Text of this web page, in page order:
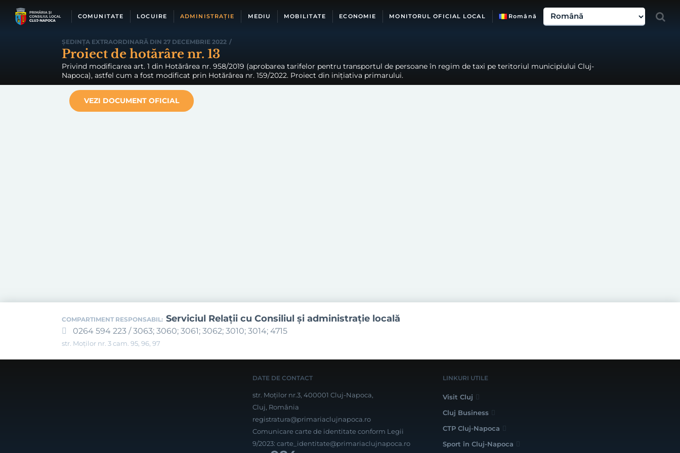
COMUNITATE LOCUIRE ADMINISTRAȚIE MEDIU MOBILITATE ECONOMIE MONITORUL OFICIAL LOCAL Română
ȘEDINȚA EXTRAORDINARĂ DIN 27 DECEMBRIE 2022 /
Proiect de hotărâre nr. 13
Privind modificarea art. 1 din Hotărârea nr. 958/2019 (aprobarea tarifelor pentru transportul de persoane în regim de taxi pe teritoriul municipiului Cluj-
Napoca), astfel cum a fost modificat prin Hotărârea nr. 159/2022. Proiect din inițiativa primarului.
VEZI DOCUMENT OFICIAL
COMPARTIMENT RESPONSABIL: Serviciul Relaţii cu Consiliul şi administraţie locală
0264 594 223 / 3063; 3060; 3061; 3062; 3010; 3014; 4715
str. Moților nr. 3 cam. 95, 96, 97
DATE DE CONTACT
str. Moților nr.3, 400001 Cluj-Napoca,
Cluj, România
registratura@primariaclujnapoca.ro
Comunicare carte de identitate conform Legii
9/2023: carte_identitate@primariaclujnapoca.ro
LINKURI UTILE
Visit Cluj
Cluj Business
CTP Cluj-Napoca
Sport în Cluj-Napoca